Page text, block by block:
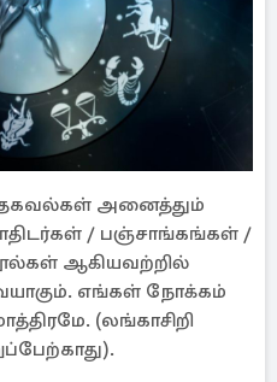
தகவல்கள் அனைத்தும்
/ பஞ்சாங்கங்கள் /
ஆகியவற்றில்
எங்கள் நோக்கம்
(லங்காசிறி